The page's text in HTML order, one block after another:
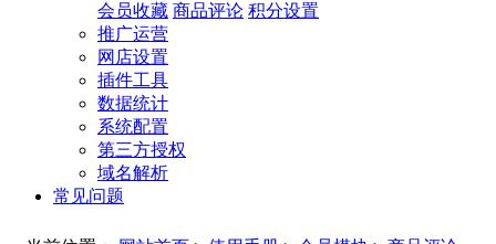
会员收藏 商品评论 积分设置
推广运营
网店设置
插件工具
数据统计
系统配置
第三方授权
域名解析
常见问题